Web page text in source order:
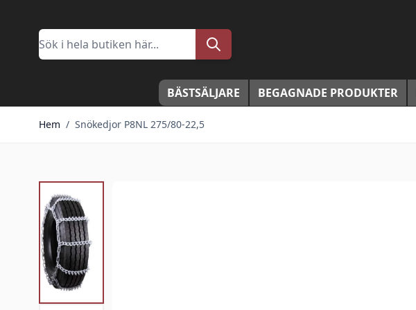
Sök
BÄSTSÄLJARE BEGAGNADE PRODUKTER
Hem / Snökedjor P8NL 275/80-22,5